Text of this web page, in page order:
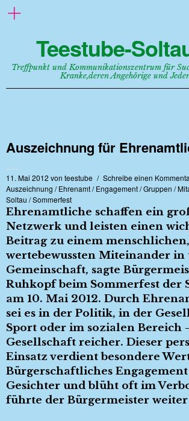
Teestube-
Treffpunkt und Kommunikationszentrum für
Kranke,deren Angehörige und
Auszeichnung für
11. Mai 2012 von teestube
Schreibe einen
Auszeichnung /Ehrenamt/Engagement/Gruppen /
Soltau /Sommerfest
Ehrenamtliche schaffen ein
Netzwerk und leisten einen
Beitrag zu einem menschlichen,
wertebewussten Miteinander in
Gemeinschaft, sagte
Ruhkopf beim Sommerfest der
am 10. Mai 2012. Durch
sei es in der Politik, in der
Sport oder im sozialen Bereich
Gesellschaft reicher. Dieser
Einsatz verdient besondere
Bürgerschaftliches
Gesichter und blüht oft im
führte der Bürgermeister weiter